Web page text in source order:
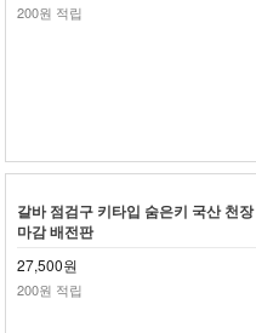
200원 적립
갈바 점검구 키타입 숨은키 국산 천장
마감 배전판
27,500원
200원 적립